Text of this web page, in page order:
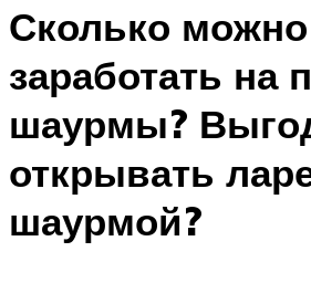
Сколько можно
заработать на
шаурмы?
открывать
шаурмой?